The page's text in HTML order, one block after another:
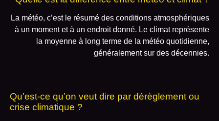
La météo, c’est le résumé des conditions atmosphériques
à un moment et à un endroit donné. Le climat représente
la moyenne à long terme de la météo quotidienne,
généralement sur des décennies.
Qu’est-ce qu’on veut dire par dérèglement ou
crise climatique ?